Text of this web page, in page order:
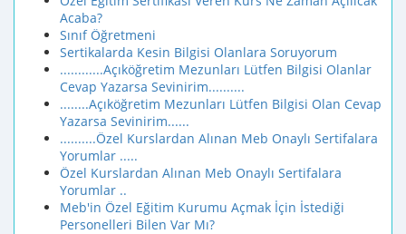
Acaba?
Sınıf Öğretmeni
Sertikalarda Kesin Bilgisi Olanlara Soruyorum
............Açıköğretim Mezunları Lütfen Bilgisi Olanlar
Cevap Yazarsa Sevinirim..........
........Açıköğretim Mezunları Lütfen Bilgisi Olan Cevap
Yazarsa Sevinirim......
..........Özel Kurslardan Alınan Meb Onaylı Sertifalara
Yorumlar .....
Özel Kurslardan Alınan Meb Onaylı Sertifalara
Yorumlar ..
Meb'in Özel Eğitim Kurumu Açmak İçin İstediği
Personelleri Bilen Var Mı?